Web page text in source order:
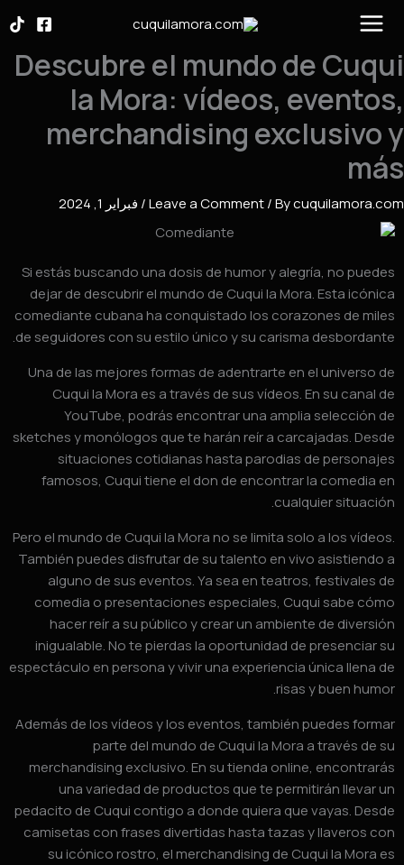
Descubre el mundo de
la Mora: vídeos,
merchandising
Leave a Comment/ By
/فبراير 1, 2024
Si estás buscando una dosis de humor y alegría, no
dejar de descubrir el mundo de Cuqui la Mora. Esta
comediante cubana ha conquistado los corazones de
de seguidores con su estilo único y su carisma
Una de las mejores formas de adentrarte en el universo
Cuqui la Mora es a través de sus vídeos. En su canal
YouTube, podrás encontrar una amplia selección
sketches y monólogos que te harán reír a carcajadas.
situaciones cotidianas hasta parodias de
famosos, Cuqui tiene el don de encontrar la comedia
cualquier
Pero el mundo de Cuqui la Mora no se limita solo a los
También puedes disfrutar de su talento en vivo
alguno de sus eventos. Ya sea en teatros, festivales
comedia o presentaciones especiales, Cuqui sabe
hacer reír a su público y crear un ambiente de
inigualable. No te pierdas la oportunidad de presenciar
espectáculo en persona y vivir una experiencia única llena
risas y buen
Además de los vídeos y los eventos, también puedes
parte del mundo de Cuqui la Mora a través de
merchandising exclusivo. En su tienda online,
una variedad de productos que te permitirán llevar
pedacito de Cuqui contigo a donde quiera que vayas.
camisetas con frases divertidas hasta tazas y llaveros
su icónico rostro, el merchandising de Cuqui la Mora